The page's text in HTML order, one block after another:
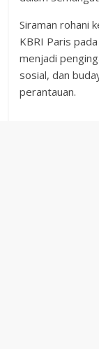
Siraman rohani
KBRI Paris
menjadi
sosial, dan
perantauan.